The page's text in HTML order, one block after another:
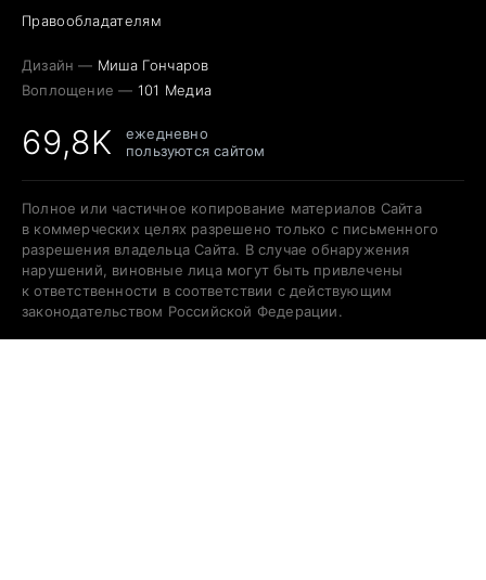
Правообладателям
Дизайн — Миша Гончаров
Воплощение — 101 Медиа
69,8K
ежедневно
пользуются сайтом
Полное или частичное копирование материалов Сайта
в коммерческих целях разрешено только с письменного
разрешения владельца Сайта. В случае обнаружения
нарушений, виновные лица могут быть привлечены
к ответственности в соответствии с действующим
законодательством Российской Федерации.